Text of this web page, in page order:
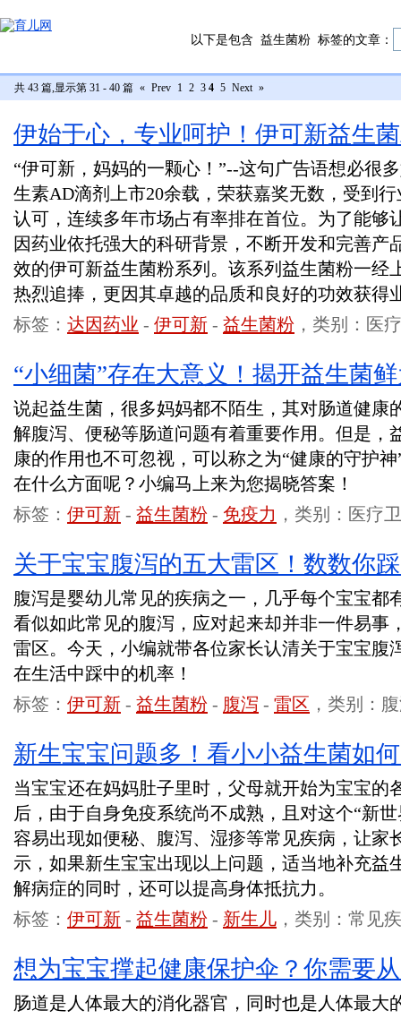
以下是包含 益生菌粉 标签的文章：
共 43 篇,显示第 31 - 40 篇 « Prev 1 2 3 4 5 Next »
伊始于心，专业呵护！伊可新益生
“伊可新，妈妈的一颗心！”--这句广告语想必很
生素AD滴剂上市20余载，荣获嘉奖无数，受到
认可，连续多年市场占有率排在首位。为了能够
因药业依托强大的科研背景，不断开发和完善产
效的伊可新益生菌粉系列。该系列益生菌粉一经
热烈追捧，更因其卓越的品质和良好的功效获得
标签： 达因药业 - 伊可新 - 益生菌粉 ，类别：医
“小细菌”存在大意义！揭开益生菌
说起益生菌，很多妈妈都不陌生，其对肠道健康
解腹泻、便秘等肠道问题有着重要作用。但是，
康的作用也不可忽视，可以称之为“健康的守护
在什么方面呢？小编马上来为您揭晓答案！
标签： 伊可新 - 益生菌粉 - 免疫力 ，类别：医疗
关于宝宝腹泻的五大雷区！数数你
腹泻是婴幼儿常见的疾病之一，几乎每个宝宝都
看似如此常见的腹泻，应对起来却并非一件易事
雷区。今天，小编就带各位家长认清关于宝宝腹
在生活中踩中的机率！
标签： 伊可新 - 益生菌粉 - 腹泻 - 雷区 ，类别：
新生宝宝问题多！看小小益生菌如
当宝宝还在妈妈肚子里时，父母就开始为宝宝的
后，由于自身免疫系统尚不成熟，且对这个“新
容易出现如便秘、腹泻、湿疹等常见疾病，让家
示，如果新生宝宝出现以上问题，适当地补充益
解病症的同时，还可以提高身体抵抗力。
标签： 伊可新 - 益生菌粉 - 新生儿 ，类别：常见
想为宝宝撑起健康保护伞？你需要
肠道是人体最大的消化器官，同时也是人体最大